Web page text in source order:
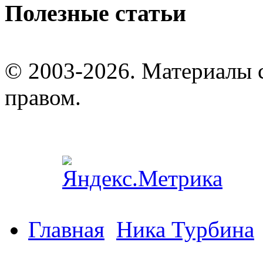
Полезные статьи
© 2003-2026. Материалы
правом.
Главная Ника Турбина